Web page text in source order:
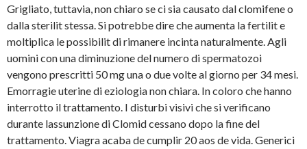
Grigliato, tuttavia, non chiaro se ci sia causato dal clomifene o
dalla sterilit stessa. Si potrebbe dire che aumenta la fertilit e
moltiplica le possibilit dirimanere incinta naturalmente. Agli
uomini con una diminuzione del numero di spermatozoi
vengono prescritti 50 mg una o due volte al giorno per 34 mesi.
Emorragie uterine di eziologia non chiara. In coloro che hanno
interrotto il trattamento. I disturbi visivi che si verificano
durante lassunzione di Clomid cessano dopo la fine del
trattamento. Viagra acaba decumplir 20 aos de vida. Generici